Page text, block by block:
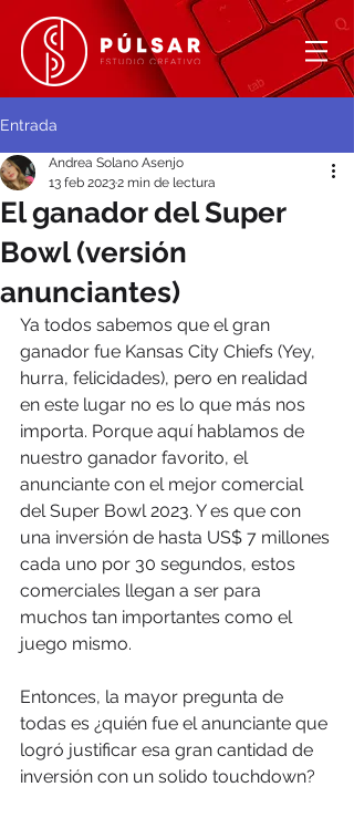
Entrada
El ganador del Super
Bowl (versión
anunciantes)
Andrea Solano Asenjo
13 feb 20232 min de lectura
Ya todos sabemos que el gran
ganador fue Kansas City Chiefs (Yey,
hurra, felicidades), pero en realidad
en este lugar no es lo que más nos
importa. Porque aquí hablamos de
nuestro ganador favorito, el
anunciante con el mejor comercial
del Super Bowl 2023. Y es que con
una inversión de hasta US$ 7 millones
cada uno por 30 segundos, estos
comerciales llegan a ser para
muchos tan importantes como el
juego mismo.
Entonces, la mayor pregunta de
todas es ¿quién fue el anunciante que
logró justificar esa gran cantidad de
inversión con un solido touchdown?